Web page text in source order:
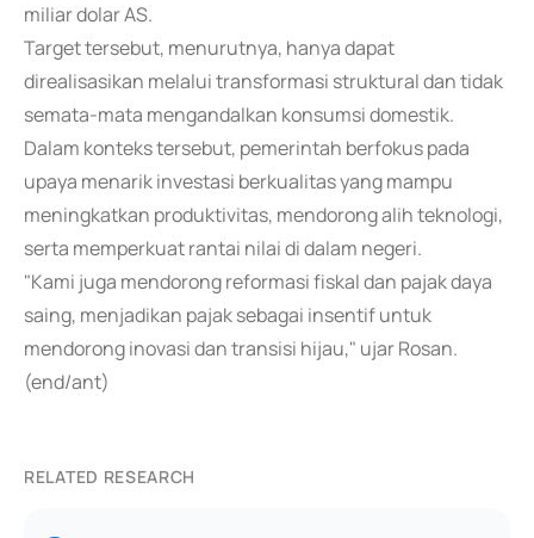
miliar dolar AS.
Target tersebut, menurutnya, hanya dapat
direalisasikan melalui transformasi struktural dan tidak
semata-mata mengandalkan konsumsi domestik.
Dalam konteks tersebut, pemerintah berfokus pada
upaya menarik investasi berkualitas yang mampu
meningkatkan produktivitas, mendorong alih teknologi,
serta memperkuat rantai nilai di dalam negeri.
"Kami juga mendorong reformasi fiskal dan pajak daya
saing, menjadikan pajak sebagai insentif untuk
mendorong inovasi dan transisi hijau," ujar Rosan.
(end/ant)
RELATED RESEARCH